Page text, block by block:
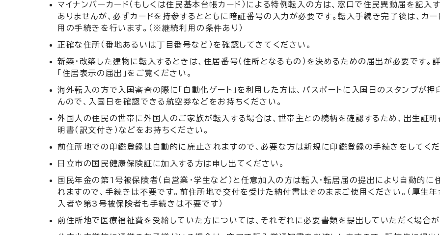
マイナンバーカード（もしくは住民基本台帳カード）による特例転入の方は、窓口で住民異動届を記入
ありませんが、必ずカードを持参するとともに暗証番号の入力が必要です。転入手続き完了後は、カー
用の手続きを行います。（※継続利用の条件あり）
正確な住所（番地あるいは丁目番号など）を確認してきてください。
新築・改築した建物に転入するときは、住居番号（住所となるもの）を決めるための届出が必要です。詳
「住居表示の届出」をご覧ください。
海外転入の方で入国審査の際に「自動化ゲート」を利用した方は、パスポートに入国日のスタンプが押
んので、入国日を確認できる航空券などをお持ちください。
外国人の住民の世帯に外国人のご家族が転入する場合は、世帯主との続柄を確認するため、出生証明
明書（訳文付き）などをお持ちください。
前住所地での印鑑登録は自動的に廃止されますので、必要な方は新規に印鑑登録の手続きをしてくだ
日立市の国民健康保険証に加入する方は申し出てください。
国民年金の第1号被保険者（自営業・学生など）と任意加入の方は転入・転居届の提出により自動的に
れますので、手続きは不要です。前住所地で交付を受けた納付書はそのままご使用ください。（厚生年
入者や第3号被保険者も手続きは不要です）
前住所地で医療福祉費を受給していた方については、それぞれに必要書類を提出していただく場合が